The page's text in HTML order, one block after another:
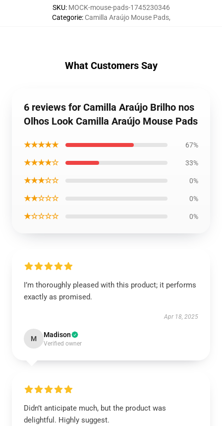
SKU: MOCK-mouse-pads-1745230346
Categorie: Camilla Araújo Mouse Pads,
What Customers Say
6 reviews for Camilla Araújo Brilho nos
Olhos Look Camilla Araújo Mouse Pads
★★★★★ 67%
★★★★☆ 33%
★★★☆☆ 0%
★★☆☆☆ 0%
★☆☆☆☆ 0%
I’m thoroughly pleased with this product; it performs
exactly as promised.
Apr 18, 2025
M Madison
Verified owner
Didn’t anticipate much, but the product was
delightful. Highly suggest.